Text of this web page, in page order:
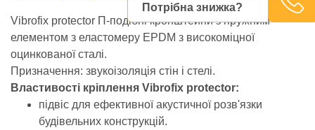
Потрібна знижка?
Vibrofix protector П-подібні кронштейни з пружним
елементом з еластомеру EPDM з високоміцної
оцинкованої сталі.
Призначення: звукоізоляція стін і стелі.
Властивості кріплення Vibrofix protector:
підвіс для ефективної акустичної розв'язки
будівельних конструкцій.